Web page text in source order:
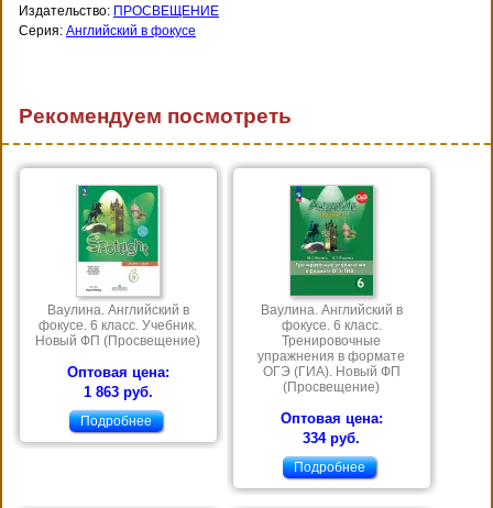
Издательство: ПРОСВЕЩЕНИЕ
Серия: Английский в фокусе
Рекомендуем посмотреть
Ваулина. Английский в
фокусе. 6 класс. Учебник.
Новый ФП (Просвещение)
Оптовая цена:
1 863 руб.
Подробнее
Ваулина. Английский в
фокусе. 6 класс.
Тренировочные
упражнения в формате
ОГЭ (ГИА). Новый ФП
(Просвещение)
Оптовая цена:
334 руб.
Подробнее